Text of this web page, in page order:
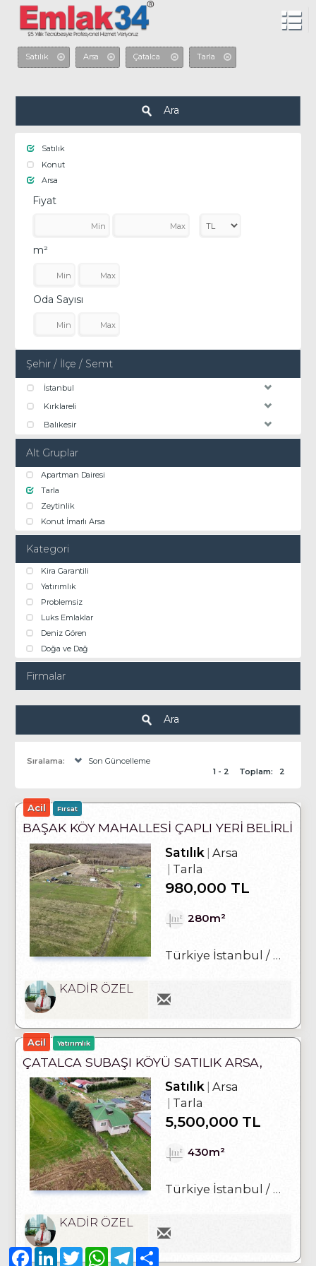
Satılık Arsa Çatalca Tarla
Ara
Satılık
Konut
Arsa
Fiyat
m²
Oda Sayısı
Şehir / İlçe / Semt
İstanbul
Kırklareli
Balıkesir
Alt Gruplar
Apartman Dairesi
Tarla
Zeytinlik
Konut İmarlı Arsa
Kategori
Kira Garantili
Yatırımlık
Problemsiz
Luks Emlaklar
Deniz Gören
Doğa ve Dağ
Firmalar
Ara
Sıralama:
Son Güncelleme
1 - 2
Toplam: 2
Acil Fırsat
BAŞAK KÖY MAHALLESI ÇAPLI YERI BELIRLI
SATILIK 280 M2 ARSA
Satılık Arsa
Tarla
980,000 TL
280m²
Türkiye İstanbul / Çatalca
KADİR ÖZEL
Acil Yatırımlık
ÇATALCA SUBAŞI KÖYÜ SATILIK ARSA,
ÜZERINDE EVI OLAN
Satılık Arsa
Tarla
5,500,000 TL
430m²
Türkiye İstanbul / Çatalca
KADİR ÖZEL
FacebookLinkedInTwitter WhatsAppTelegram